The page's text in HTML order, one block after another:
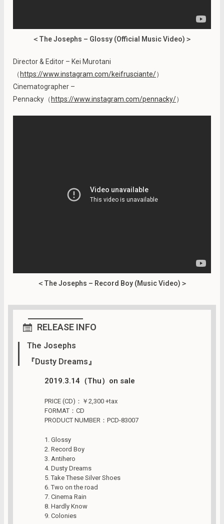
＜The Josephs – Glossy (Official Music Video)＞
Director & Editor – Kei Murotani
（ https://www.instagram.com/keifrusciante/）
Cinematographer –
Pennacky（ https://www.instagram.com/pennacky/）
＜The Josephs – Record Boy (Music Video)＞
RELEASE INFO
The Josephs
『Dusty Dreams』
2019.3.14（Thu）on sale
PRICE (CD)：￥2,300 +tax
FORMAT：CD
PRODUCT NUMBER：PCD-83007
1. Glossy
2. Record Boy
3. Antihero
4. Dusty Dreams
5. Take These Silver Shoes
6. Two on the road
7. Cinema Rain
8. Hardly Know
9. Colonies